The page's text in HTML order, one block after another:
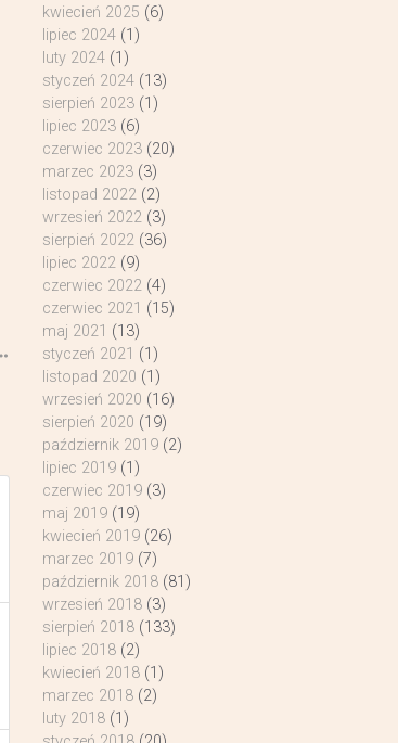
kwiecień 2025 (6)
lipiec 2024(1)
luty 2024(1)
styczeń 2024(13)
sierpień 2023(1)
lipiec 2023(6)
czerwiec 2023(20)
marzec 2023(3)
listopad 2022(2)
wrzesień 2022(3)
sierpień 2022(36)
lipiec 2022(9)
czerwiec 2022(4)
czerwiec 2021 (15)
maj 2021 (13)
styczeń 2021 (1)
listopad 2020 (1)
wrzesień 2020 (16)
sierpień 2020 (19)
październik 2019(2)
lipiec 2019(1)
czerwiec 2019(3)
maj 2019(19)
kwiecień 2019(26)
marzec 2019(7)
październik 2018(81)
wrzesień 2018(3)
sierpień 2018(133)
lipiec 2018(2)
kwiecień 2018(1)
marzec 2018(2)
luty 2018(1)